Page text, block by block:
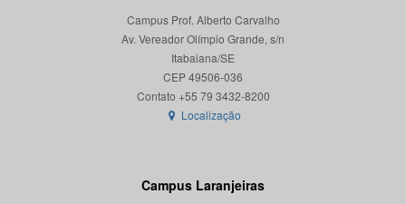
Campus Prof. Alberto Carvalho
Av. Vereador Olímpio Grande, s/n
Itabaiana/SE
CEP 49506-036
Localização
Campus Laranjeiras